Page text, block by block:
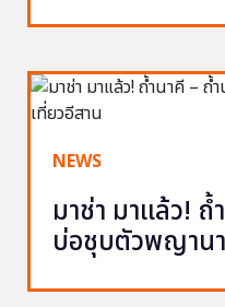
NEWS
มาช่า มาแล้ว! ถ้
บ่อชุบตัวพญานา